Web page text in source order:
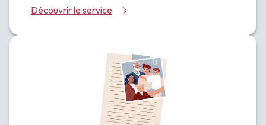
Découvrir le service